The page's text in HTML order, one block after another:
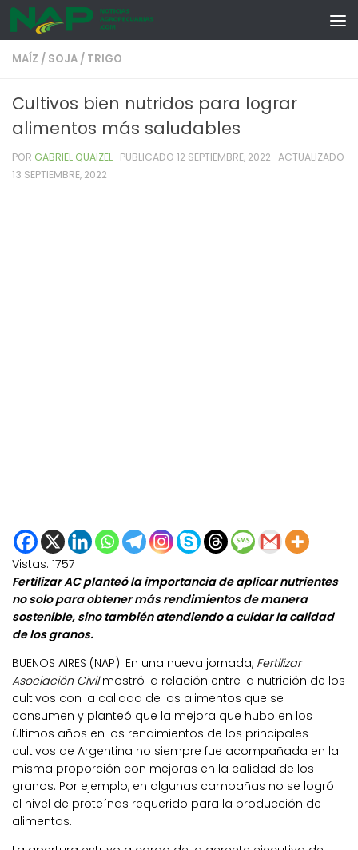
Skip to content
MAÍZ / SOJA / TRIGO
Cultivos bien nutridos para lograr
alimentos más saludables
POR GABRIEL QUAIZEL · PUBLICADO 12 SEPTIEMBRE, 2022 · ACTUALIZADO
13 SEPTIEMBRE, 2022
Vistas: 1757
Fertilizar AC planteó la importancia de aplicar nutrientes
no solo para obtener más rendimientos de manera
sostenible, sino también atendiendo a cuidar la calidad
de los granos.
BUENOS AIRES (NAP). En una nueva jornada, Fertilizar
Asociación Civilmostró la relación entre la nutrición de los
cultivos con la calidad de los alimentos que se
consumen y planteó que la mejora que hubo en los
últimos años en los rendimientos de los principales
cultivos de Argentina no siempre fue acompañada en la
misma proporción con mejoras en la calidad de los
granos. Por ejemplo, en algunas campañas no se logró
el nivel de proteínas requerido para la producción de
alimentos.